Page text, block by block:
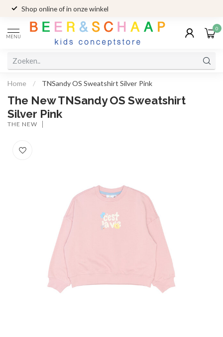
Shop online of in onze winkel
MENU
0
Home / TNSandy OS Sweatshirt Silver Pink
The New TNSandy OS Sweatshirt
Silver Pink
THE NEW